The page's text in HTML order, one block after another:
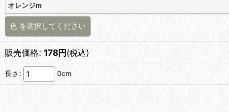
オレンジm
色 を選択してください
販売価格: 178円(税込)
長さ : 0cm